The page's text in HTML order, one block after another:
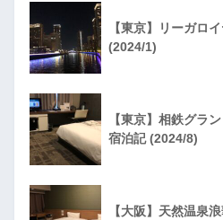
【東京】リーガロ
(2024/1)
【東京】相鉄グラ
宿泊記 (2024/8)
【大阪】天然温泉